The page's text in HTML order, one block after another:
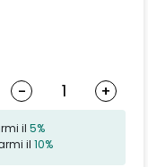
- +
il 5%
il 10%